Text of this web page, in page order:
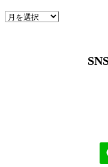
ア